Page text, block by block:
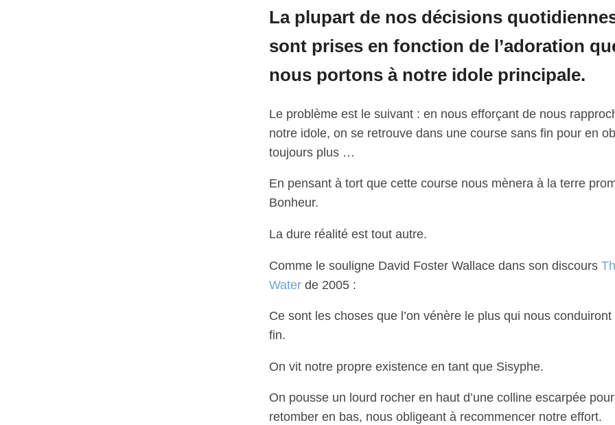
La plupart de nos décisions
sont prises en fonction de l’adoration
nous portons à notre idole principale.
Le problème est le suivant : en nous efforçant de nous
notre idole, on se retrouve dans une course sans fin pour en
toujours plus …
En pensant à tort que cette course nous mènera à la terre
Bonheur.
La dure réalité est tout autre.
Comme le souligne David Foster Wallace dans son discours
Water de 2005 :
Ce sont les choses que l’on vénère le plus qui nous
fin.
On vit notre propre existence en tant que Sisyphe.
On pousse un lourd rocher en haut d’une colline escarpée
retomber en bas, nous obligeant à recommencer notre effort.